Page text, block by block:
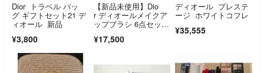
Dior トラベル バッ
グ ギフトセット21 デ
ィオール 新品
¥3,800
【新品未使用】Dio
r ディオールメイクア
ップブラシ 6点セット
¥17,500
ディオール プレステ
ージ ホワイトコフレ
¥35,555